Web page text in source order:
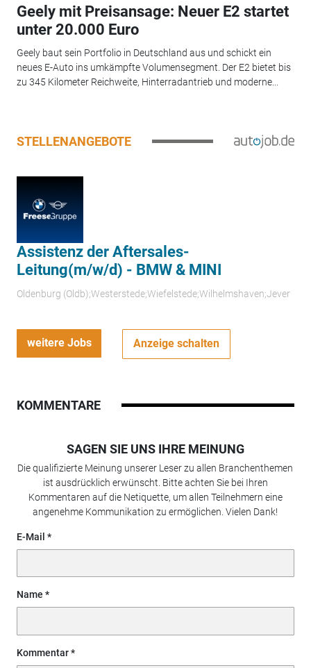
Geely mit Preisansage: Neuer E2 startet
unter 20.000 Euro
Geely baut sein Portfolio in Deutschland aus und schickt ein
neues E-Auto ins umkämpfte Volumensegment. Der E2 bietet bis
zu 345 Kilometer Reichweite, Hinterradantrieb und moderne...
STELLENANGEBOTE
Assistenz der Aftersales-
Leitung(m/w/d) - BMW & MINI
Oldenburg (Oldb);Westerstede;Wiefelstede;Wilhelmshaven;Jever
weitere Jobs Anzeige schalten
KOMMENTARE
SAGEN SIE UNS IHRE MEINUNG
Die qualifizierte Meinung unserer Leser zu allen Branchenthemen
ist ausdrücklich erwünscht. Bitte achten Sie bei Ihren
Kommentaren auf die Netiquette, um allen Teilnehmern eine
angenehme Kommunikation zu ermöglichen. Vielen Dank!
E-Mail
Name
Kommentar